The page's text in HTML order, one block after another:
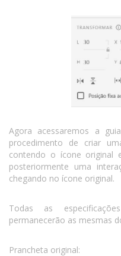
Agora acessaremos a
procedimento de criar
contendo o ícone original
posteriormente uma
chegando no ícone original.
Todas as
permanecerão as mesmas
Prancheta original: